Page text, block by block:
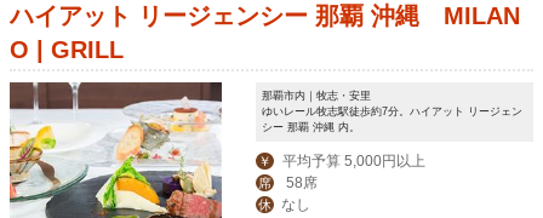
ハイアット リージェンシー 那覇 沖縄 MILAN
O | GRILL
那覇市内｜牧志・安里
ゆいレール牧志駅徒歩約7分。ハイアット リージェン
シー 那覇 沖縄 内。
￥ 平均予算 5,000円以上
席 58席
休 なし